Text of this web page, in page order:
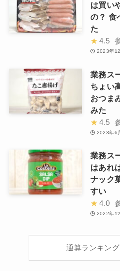
は買い
の？ 食
た
★ 4.5
2023年
業務ス
ちょい
おつま
みた
★ 4.5
2023年6
業務ス
はあれ
ナック
すい
★ 4.0
2022年
通算ランキン